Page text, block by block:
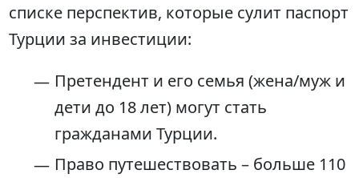
списке перспектив, которые сулит паспорт
Турции за инвестиции:
Претендент и его семья (жена/муж и
дети до 18 лет) могут стать
гражданами Турции.
Право путешествовать – больше 110